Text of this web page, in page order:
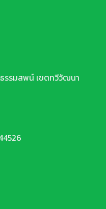
ธรรมสพน์ เขตทวีวัฒนา